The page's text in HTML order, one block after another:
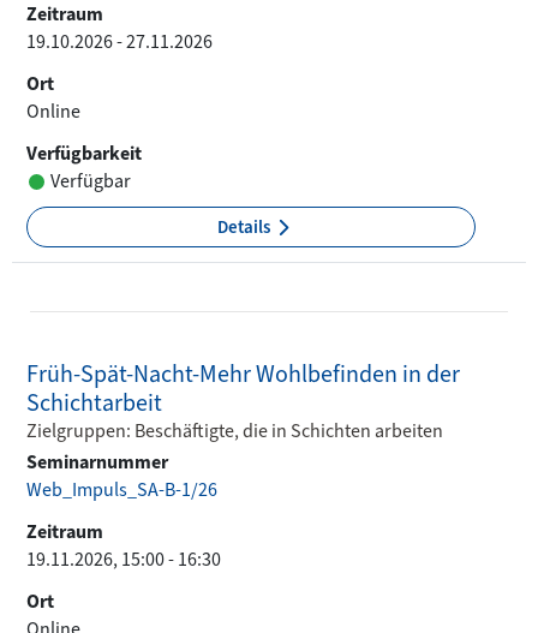
Zeitraum
19.10.2026 - 27.11.2026
Ort
Online
Verfügbarkeit
Verfügbar
Details
Früh-Spät-Nacht-Mehr Wohlbefinden in der
Schichtarbeit
Zielgruppen: Beschäftigte, die in Schichten arbeiten
Seminarnummer
Web_Impuls_SA-B-1/26
Zeitraum
19.11.2026, 15:00 - 16:30
Ort